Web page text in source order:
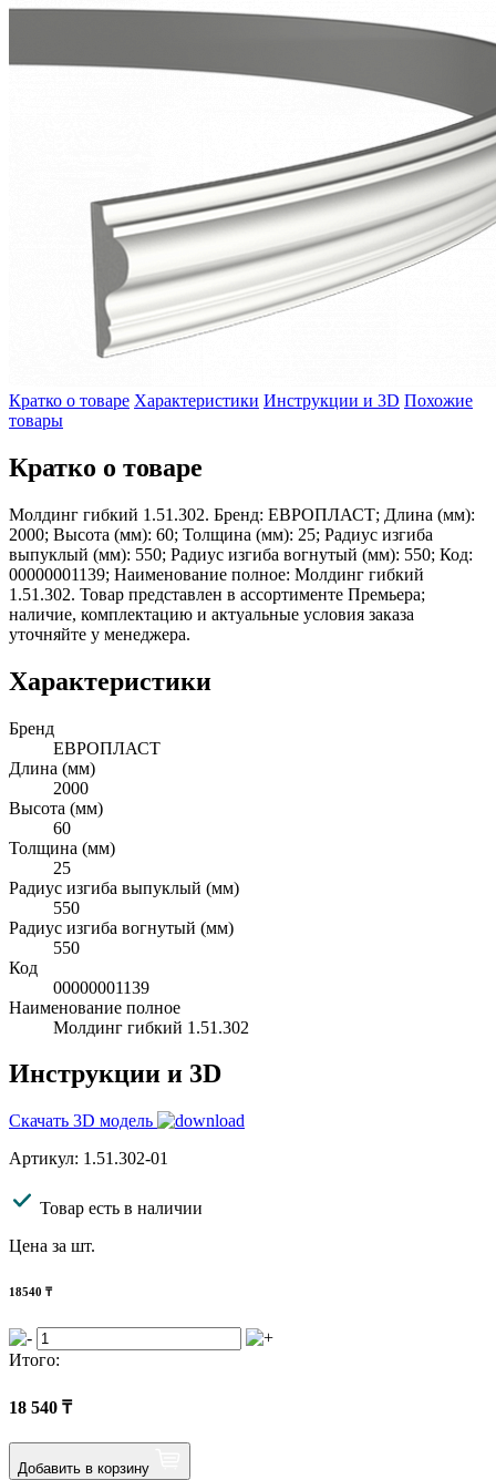
Кратко о товаре Характеристики Инструкции и 3D Похожие
товары
Кратко о товаре
Молдинг гибкий 1.51.302. Бренд: ЕВРОПЛАСТ; Длина (мм):
2000; Высота (мм): 60; Толщина (мм): 25; Радиус изгиба
выпуклый (мм): 550; Радиус изгиба вогнутый (мм): 550; Код:
00000001139; Наименование полное: Молдинг гибкий
1.51.302. Товар представлен в ассортименте Премьера;
наличие, комплектацию и актуальные условия заказа
уточняйте у менеджера.
Характеристики
Бренд
ЕВРОПЛАСТ
Длина (мм)
2000
Высота (мм)
60
Толщина (мм)
25
Радиус изгиба выпуклый (мм)
550
Радиус изгиба вогнутый (мм)
550
Код
00000001139
Наименование полное
Молдинг гибкий 1.51.302
Инструкции и 3D
Скачать 3D модель
Артикул: 1.51.302-01
Товар есть в наличии
Цена за шт.
18540 ₸
Итого:
18 540 ₸
Добавить в корзину